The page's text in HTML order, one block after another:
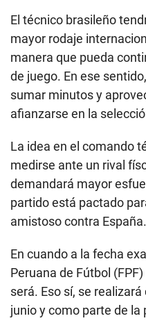
El técnico brasileño
mayor rodaje
manera que pueda
de juego. En ese
sumar minutos y
afianzarse en la
La idea en el comando
medirse ante un rival
demandará mayor
partido está pactado
amistoso contra España.
En cuando a la fecha
Peruana de Fútbol
será. Eso sí, se
junio y como parte de la